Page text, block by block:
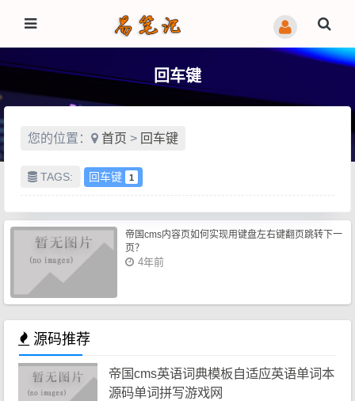
回车键
您的位置： 首页 > 回车键
TAGS: 回车键 1
帝国cms内容页如何实现用键盘左右键翻页跳转下一
页？
4年前
源码推荐
帝国cms英语词典模板自适应英语单词本
源码单词拼写游戏网